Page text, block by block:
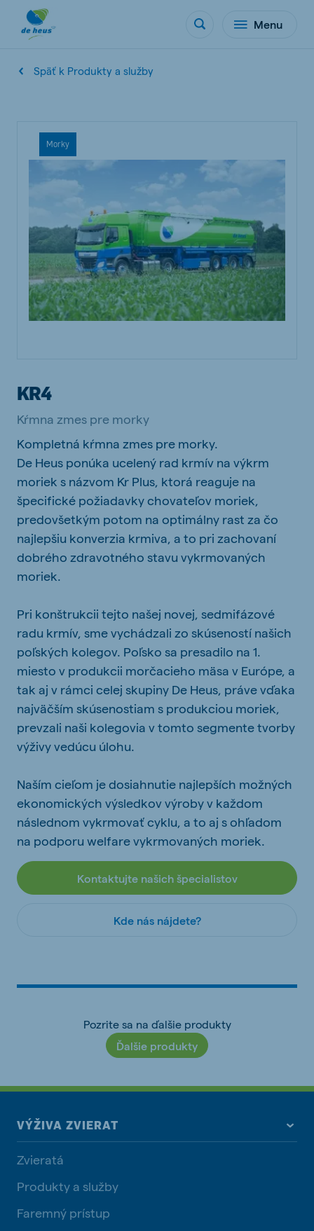
Menu
Späť k Produkty a služby
Morky
KR4
Kŕmna zmes pre morky
Kompletná kŕmna zmes pre morky.
De Heus ponúka ucelený rad krmív na výkrm
moriek s názvom Kr Plus, ktorá reaguje na
špecifické požiadavky chovateľov moriek,
predovšetkým potom na optimálny rast za čo
najlepšiu konverzia krmiva, a to pri zachovaní
dobrého zdravotného stavu vykrmovaných
moriek.
Pri konštrukcii tejto našej novej, sedmifázové
radu krmív, sme vychádzali zo skúseností našich
poľských kolegov. Poľsko sa presadilo na 1.
miesto v produkcii morčacieho mäsa v Európe, a
tak aj v rámci celej skupiny De Heus, práve vďaka
najväčším skúsenostiam s produkciou moriek,
prevzali naši kolegovia v tomto segmente tvorby
výživy vedúcu úlohu.
Naším cieľom je dosiahnutie najlepších možných
ekonomických výsledkov výroby v každom
následnom vykrmovať cyklu, a to aj s ohľadom
na podporu welfare vykrmovaných moriek.
Kontaktujte našich špecialistov
Kde nás nájdete?
Pozrite sa na ďalšie produkty
Ďalšie produkty
VÝŽIVA ZVIERAT
Zvieratá
Produkty a služby
Faremný prístup